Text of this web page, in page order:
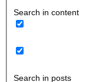
Search in content
Search in posts